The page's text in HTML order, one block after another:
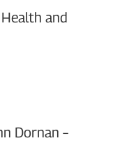
and
Dornan –